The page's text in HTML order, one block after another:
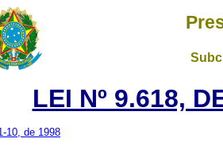
LEI Nº 9.618,
10, de 1998